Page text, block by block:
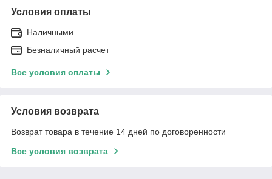
Условия оплаты
Наличными
Безналичный расчет
Все условия оплаты
Условия возврата
Возврат товара в течение 14 дней по договоренности
Все условия возврата